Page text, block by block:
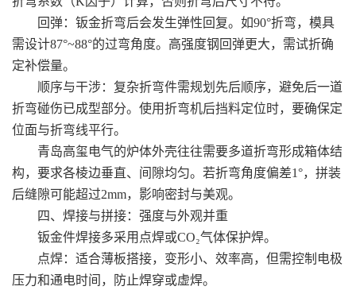
回弹：钣金折弯后会发生弹性回复。如90°折弯，模具
需设计87°~88°的过弯角度。高强度钢回弹更大，需试折确
定补偿量。
顺序与干涉：复杂折弯件需规划先后顺序，避免后一道
折弯碰伤已成型部分。使用折弯机后挡料定位时，要确保定
位面与折弯线平行。
青岛高玺电气的炉体外壳往往需要多道折弯形成箱体结
构，要求各棱边垂直、间隙均匀。若折弯角度偏差1°，拼装
后缝隙可能超过2mm，影响密封与美观。
四、焊接与拼接：强度与外观并重
钣金件焊接多采用点焊或CO₂气体保护焊。
点焊：适合薄板搭接，变形小、效率高，但需控制电极
压力和通电时间，防止焊穿或虚焊。